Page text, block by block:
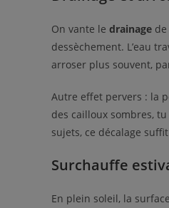
On vante le drainage
dessèchement. L’eau
arroser plus souvent,
Autre effet pervers : la
des cailloux sombres,
sujets, ce décalage
Surchauffe
En plein soleil, la